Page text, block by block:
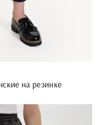
на резинке